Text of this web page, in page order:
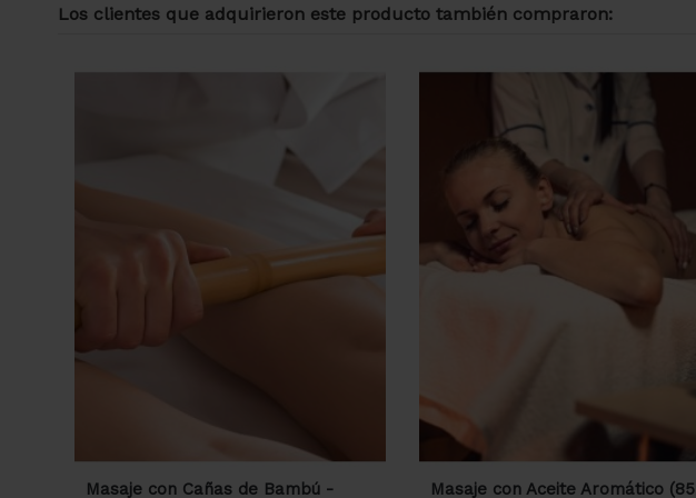
Los clientes que adquirieron este producto también compraron:
Masaje con Cañas de Bambú - Masaje con Aceite Aromático (85